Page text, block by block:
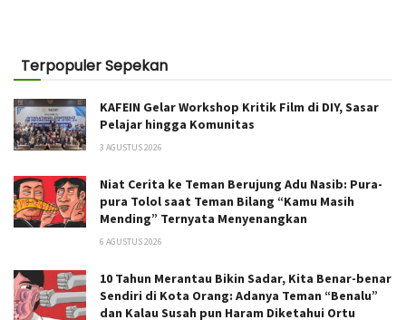
Terpopuler Sepekan
KAFEIN Gelar Workshop Kritik Film di DIY, Sasar
Pelajar hingga Komunitas
3 AGUSTUS 2026
Niat Cerita ke Teman Berujung Adu Nasib: Pura-
pura Tolol saat Teman Bilang “Kamu Masih
Mending” Ternyata Menyenangkan
6 AGUSTUS 2026
10 Tahun Merantau Bikin Sadar, Kita Benar-benar
Sendiri di Kota Orang: Adanya Teman “Benalu”
dan Kalau Susah pun Haram Diketahui Ortu